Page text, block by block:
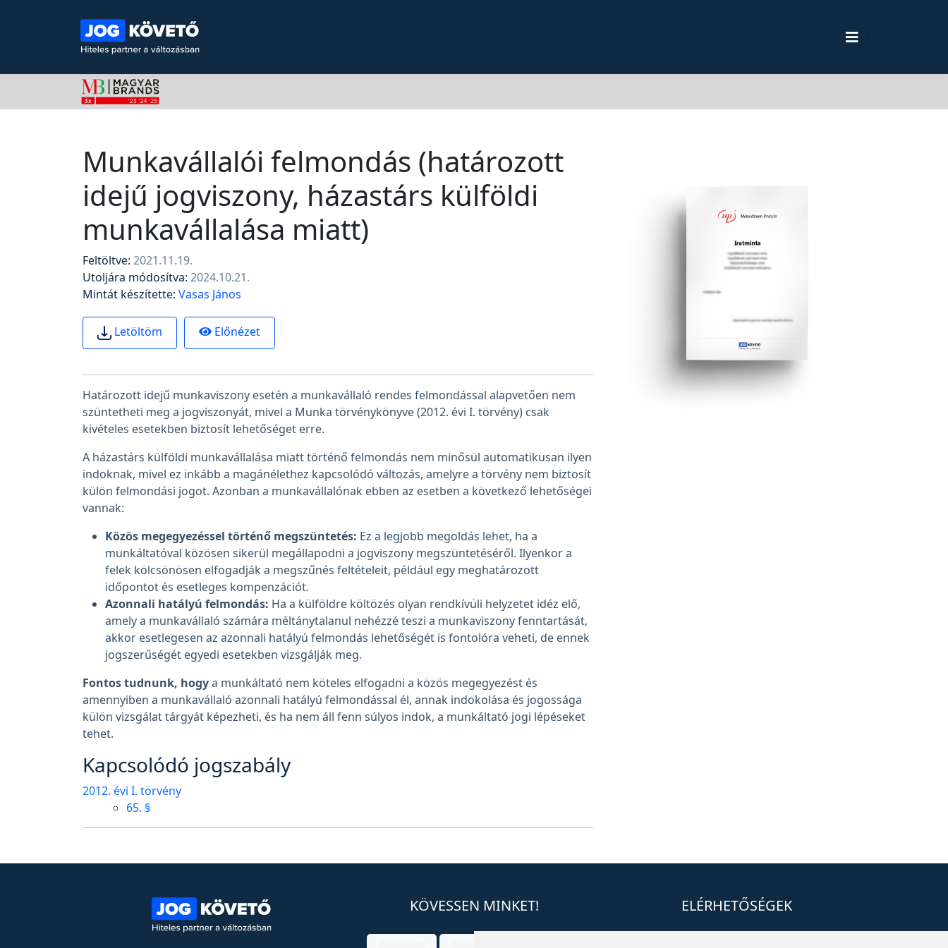
Munkavállalói felmondás (határozott
idejű jogviszony, házastárs külföldi
munkavállalása miatt)
Feltöltve: 2021.11.19.
Utoljára módosítva: 2024.10.21.
Mintát készítette: Vasas János
Letöltöm Előnézet
Határozott idejű munkaviszony esetén a munkavállaló rendes felmondással alapvetően nem
szüntetheti meg a jogviszonyát, mivel a Munka törvénykönyve (2012. évi I. törvény) csak
kivételes esetekben biztosít lehetőséget erre.
A házastárs külföldi munkavállalása miatt történő felmondás nem minősül automatikusan ilyen
indoknak, mivel ez inkább a magánélethez kapcsolódó változás, amelyre a törvény nem biztosít
külön felmondási jogot. Azonban a munkavállalónak ebben az esetben a következő lehetőségei
vannak:
Közös megegyezéssel történő megszüntetés: Ez a legjobb megoldás lehet, ha a
munkáltatóval közösen sikerül megállapodni a jogviszony megszüntetéséről. Ilyenkor a
felek kölcsönösen elfogadják a megszűnés feltételeit, például egy meghatározott
időpontot és esetleges kompenzációt.
Azonnali hatályú felmondás: Ha a külföldre költözés olyan rendkívüli helyzetet idéz elő,
amely a munkavállaló számára méltánytalanul nehézzé teszi a munkaviszony fenntartását,
akkor esetlegesen az azonnali hatályú felmondás lehetőségét is fontolóra veheti, de ennek
jogszerűségét egyedi esetekben vizsgálják meg.
Fontos tudnunk, hogya munkáltató nem köteles elfogadni a közös megegyezést és
amennyiben a munkavállaló azonnali hatályú felmondással él, annak indokolása és jogossága
külön vizsgálat tárgyát képezheti, és ha nem áll fenn súlyos indok, a munkáltató jogi lépéseket
tehet.
Kapcsolódó jogszabály
2012. évi I. törvény
65. §
KÖVESSEN MINKET! ELÉRHETŐSÉGEK